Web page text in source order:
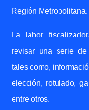
Región Metropolitana.
La labor
revisar una serie de
tales como,
elección, rotulado,
entre otros.